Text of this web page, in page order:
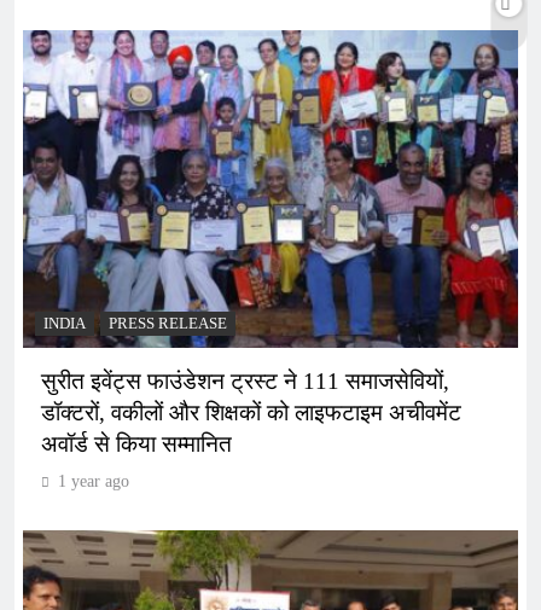
INDIA PRESS RELEASE
सुरीत इवेंट्स फाउंडेशन ट्रस्ट ने 111 समाजसेवियों,
डॉक्टरों, वकीलों और शिक्षकों को लाइफटाइम अचीवमेंट
अवॉर्ड से किया सम्मानित
1 year ago